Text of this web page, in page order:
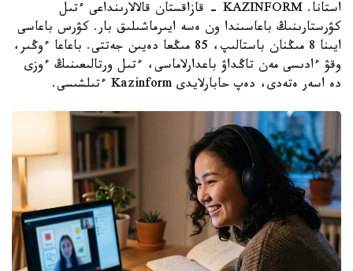
استانا. KAZINFORM - قازاقستان قالالارىنداعى ءتىل
كۋرستارىنىڭ باعاسىندا ون ەسە ايىرماشىلىق بار. كۋرس باعاسى
ايىنا 8 مىڭنان باستالىپ، 85 مىڭعا دەيىن جەتتى. باعاعا ءوڭىر،
وقۋ ءادىسى مەن تاڭداۋ باعدارلاماسى، ءتىل ورتالىعىنىڭ ءوزى
دە اسەر ەتەدى، دەپ حابارلايدى Kazinform ءتىلشىسى.